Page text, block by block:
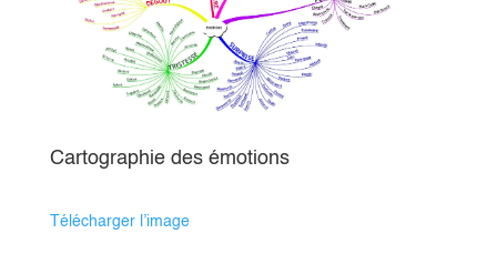
Cartographie des émotions
Télécharger l’image